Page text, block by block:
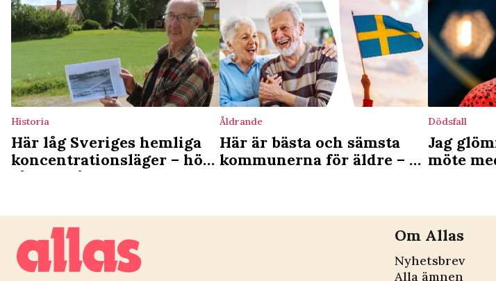
Historia
Här låg Sveriges hemliga
koncentrationsläger – höll
fångar på obestämd tid
Åldrande
Här är bästa och sämsta
kommunerna för äldre – de
Dödsfall
Jag
möte
Om Allas
Nyhetsbrev
Alla ämnen